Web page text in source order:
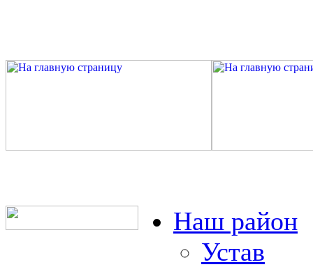
Наш район
Устав